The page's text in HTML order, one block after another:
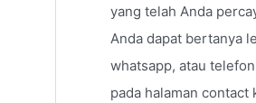
yang telah Anda
Anda dapat bertanya
whatsapp, atau
pada halaman contact